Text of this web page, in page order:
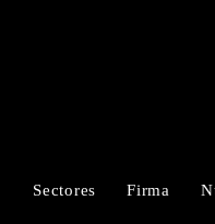
Sectores Firma